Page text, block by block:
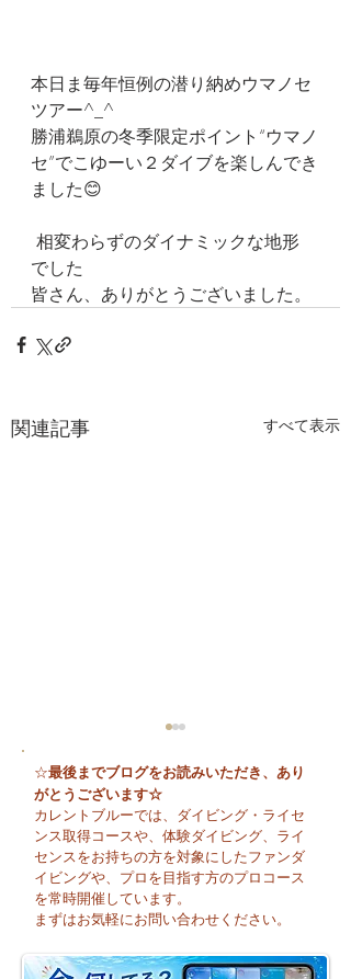
本日ま毎年恒例の潜り納めウマノセ
ツアー^_^
勝浦鵜原の冬季限定ポイント“ウマノ
セ”でこゆーい２ダイブを楽しんでき
ました😊
でした
皆さん、ありがとうございました。
関連記事 すべて表示
😊 海へ戻る第一歩！リ
フレッシュコース開催♪
☆最後までブログをお読みいただき、あり
がとうございます☆
カレントブルーでは、ダイビング・ライセ
ンス取得コースや、体験ダイビング、ライ
センスをお持ちの方を対象にしたファンダ
イビングや、プロを目指す方のプロコース
を常時開催しています。
まずはお気軽にお問い合わせください。